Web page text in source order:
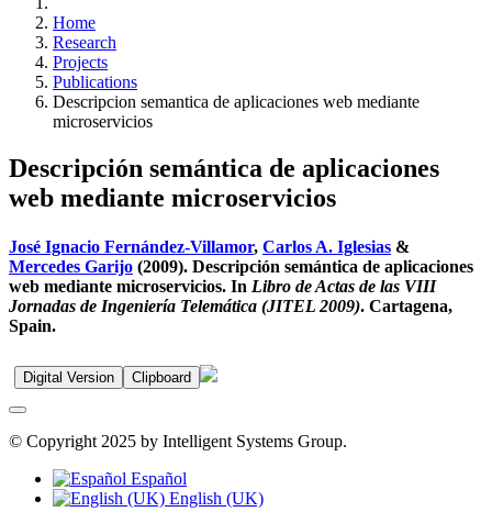
Home
Research
Projects
Publications
Descripcion semantica de aplicaciones web mediante
microservicios
Descripción semántica de aplicaciones
web mediante microservicios
José Ignacio Fernández-Villamor, Carlos A. Iglesias &
Mercedes Garijo (2009). Descripción semántica de aplicaciones
web mediante microservicios. In Libro de Actas de las VIII
Jornadas de Ingeniería Telemática (JITEL 2009). Cartagena,
Spain.
Digital Version Clipboard
© Copyright 2025 by Intelligent Systems Group.
Español
English (UK)